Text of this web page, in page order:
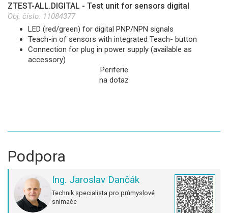
ZTEST-ALL.DIGITAL - Test unit for sensors digital
Obj. číslo: 11084377
LED (red/green) for digital PNP/NPN signals
Teach-in of sensors with integrated Teach- button
Connection for plug in power supply (available as
accessory)
Periferie
na dotaz
Podpora
Ing. Jaroslav Dančák
Technik specialista pro průmyslové
snímače